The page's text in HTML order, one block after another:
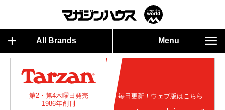
All Brands Menu
第2・第4木曜日発売
1986年創刊
毎日更新！ウェブ版はこちら